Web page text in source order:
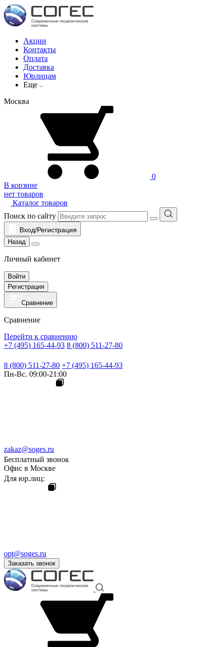
Акции
Контакты
Оплата
Доставка
Юрлицам
Еще
Москва
0
В корзине
нет товаров
Каталог товаров
Поиск по сайту
Вход/Регистрация
Назад
Личный кабинет
Войти
Регистрация
Сравнение
Сравнение
Перейти к сравнению
+7 (495) 165-44-93 8 (800) 511-27-80
8 (800) 511-27-80 +7 (495) 165-44-93
Пн-Вс. 09:00-21:00
zakaz@soges.ru
Бесплатный звонок
Офис в Москве
Для юр.лиц:
opt@soges.ru
Заказать звонок